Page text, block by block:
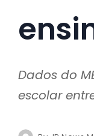
Dados do
escolar